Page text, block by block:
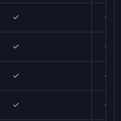
✓ ✓
✓ ✓
✓ ✓
✓ ✓